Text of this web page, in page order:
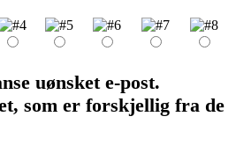
uønsket e-post.
som er forskjellig fra de